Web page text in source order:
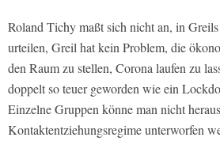
Roland Tichy maßt sich nicht an, in
urteilen, Greil hat kein Problem, die
den Raum zu stellen, Corona laufen zu
doppelt so teuer geworden wie ein
Einzelne Gruppen könne man nicht
Kontaktentziehungsregime unterworfen